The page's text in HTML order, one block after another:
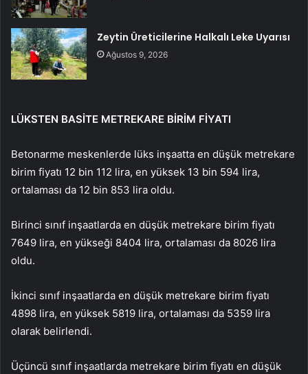
Zeytin Üreticilerine Halkalı Leke Uyarısı
Ağustos 9, 2026
LÜKSTEN BASİTE METREKARE BİRİM FİYATI
Betonarme meskenlerde lüks inşaatta en düşük metrekare
birim fiyatı 12 bin 112 lira, en yüksek 13 bin 594 lira,
ortalaması da 12 bin 853 lira oldu.
Birinci sınıf inşaatlarda en düşük metrekare birim fiyatı
7649 lira, en yükseği 8404 lira, ortalaması da 8026 lira
oldu.
İkinci sınıf inşaatlarda en düşük metrekare birim fiyatı
4898 lira, en yüksek 5819 lira, ortalaması da 5359 lira
olarak belirlendi.
Üçüncü sınıf inşaatlarda metrekare birim fiyatı en düşük